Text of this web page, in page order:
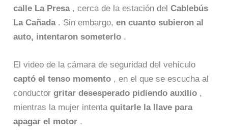
calle La Presa, cerca de la estación delCablebús
La Cañada. Sin embargo,en cuanto subieron al
auto, intentaron someterlo .
El video de la cámara de seguridad del vehículo
captó el tenso momento , en el que se escucha al
conductorgritar desesperado pidiendo auxilio ,
mientras la mujer intentaquitarle la llave para
apagar el motor .